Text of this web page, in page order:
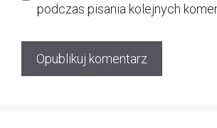
podczas pisania kolejnych